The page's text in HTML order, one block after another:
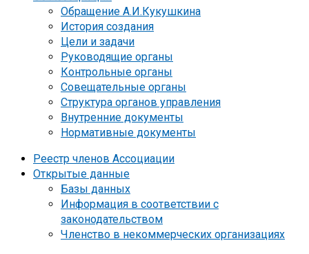
Обращение А.И.Кукушкина
История создания
Цели и задачи
Руководящие органы
Контрольные органы
Совещательные органы
Структура органов управления
Внутренние документы
Нормативные документы
Реестр членов Ассоциации
Открытые данные
Базы данных
Информация в соответствии с
законодательством
Членство в некоммерческих организациях